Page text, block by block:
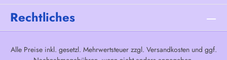
Rechtliches
Alle Preise inkl. gesetzl. Mehrwertsteuer zzgl. Versandkostenund ggf.